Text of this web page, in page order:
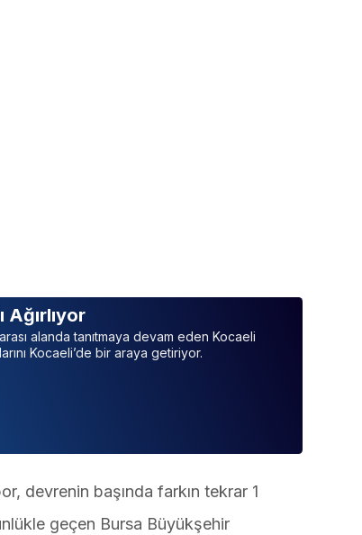
Ağırlıyor
alanda tanıtmaya devam eden Kocaeli
Kocaeli’de bir araya getiriyor.
devrenin başında farkın tekrar 1
geçen Bursa Büyükşehir